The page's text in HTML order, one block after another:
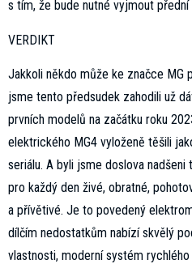
s tím, že bude nutné vyjmout přední
VERDIKT
Jakkoli někdo může ke značce MG
jsme tento předsudek zahodili už
prvních modelů na začátku roku
elektrického MG4 vyloženě těšili
seriálu. A byli jsme doslova
pro každý den živé, obratné,
a přívětivé. Je to povedený
dílčím nedostatkům nabízí skvělý
vlastnosti, moderní systém